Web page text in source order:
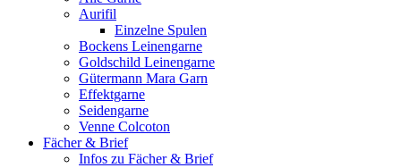
Aurifil
Einzelne Spulen
Bockens Leinengarne
Goldschild Leinengarne
Gütermann Mara Garn
Effektgarne
Seidengarne
Venne Colcoton
Fächer & Brief
Infos zu Fächer & Brief